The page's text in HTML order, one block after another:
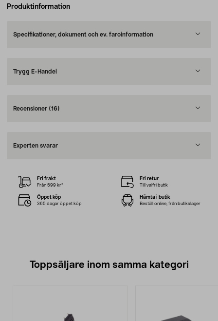
Produktinformation
Specifikationer, dokument och ev. faroinformation
Trygg E-Handel
Recensioner (16)
Experten svarar
Fri frakt
Från 599 kr*
Fri retur
Till valfri butik
Öppet köp
365 dagar öppet köp
Hämta i butik
Beställ online, från butikslager
Toppsäljare inom samma kategori